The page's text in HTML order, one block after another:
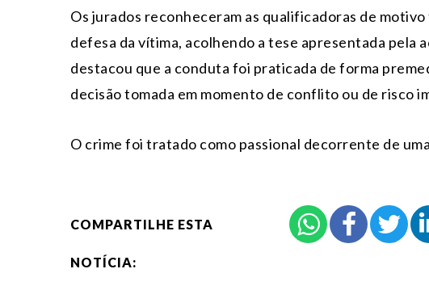
Os jurados reconheceram as qualificadoras de
defesa da vítima, acolhendo a tese apresentada pela
destacou que a conduta foi praticada de forma
decisão tomada em momento de conflito ou de risco
O crime foi tratado como passional decorrente de
COMPARTILHE ESTA
NOTÍCIA: